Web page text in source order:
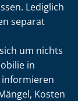
Lediglich
separat
um nichts
in
informieren
Kosten